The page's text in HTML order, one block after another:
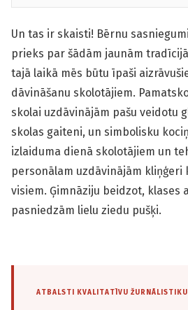
Un tas ir skaisti! Bērnu
prieks par šādām jaunām
tajā laikā mēs būtu īpaši
dāvināšanu skolotājiem.
skolai uzdāvinājām pašu veidotu
skolas gaiteni, un simbolisku
izlaiduma dienā skolotājiem un
personālam uzdāvinājām kliņģeri
visiem. Ģimnāziju beidzot, klases
pasniedzām lielu ziedu pušķi.
ATBALSTI KVALITATĪVU ŽURNĀLISTIKU